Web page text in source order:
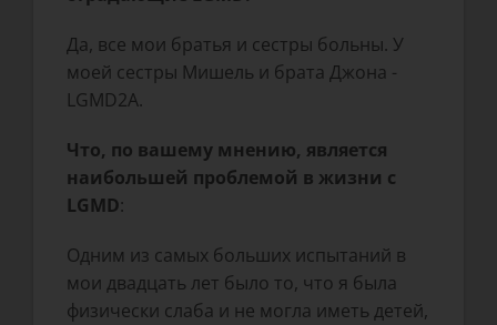
Да, все мои братья и сестры больны. У
моей сестры Мишель и брата Джона -
LGMD2A.
Что, по вашему мнению, является
наибольшей проблемой в жизни с
LGMD:
Одним из самых больших испытаний в
мои двадцать лет было то, что я была
физически слаба и не могла иметь детей,